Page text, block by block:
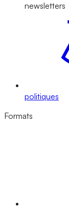
newsletters
politiques
Formats